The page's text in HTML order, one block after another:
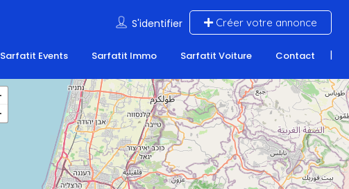
S'identifier Créer votre annonce
Sarfatit Events Sarfatit Immo Sarfatit Voiture Contact